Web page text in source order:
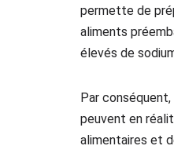
permette de
aliments
élevés de
Par
peuvent en
alimentaires et